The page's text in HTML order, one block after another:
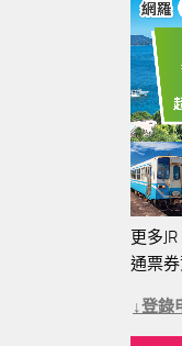
更多
通票
↓登錄